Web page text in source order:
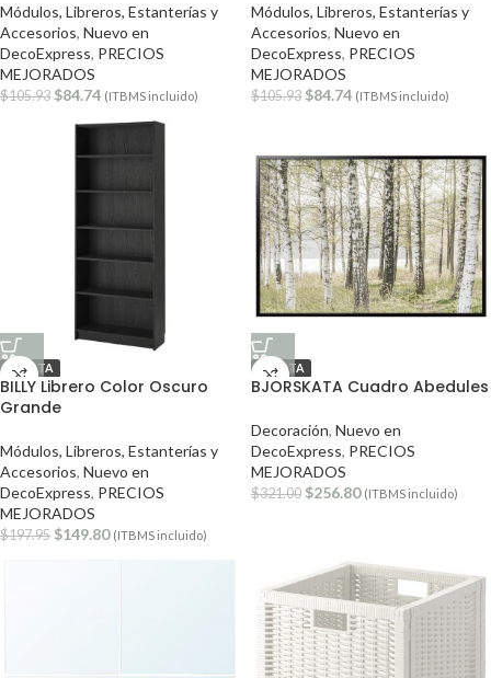
Módulos, Libreros, Estanterías y
Accesorios, Nuevo en
DecoExpress, PRECIOS
MEJORADOS
$105.93 $84.74 (ITBMS incluido)
Módulos, Libreros, Estanterías y
Accesorios, Nuevo en
DecoExpress, PRECIOS
MEJORADOS
$105.93 $84.74 (ITBMS incluido)
OFERTA
BILLY Librero Color Oscuro
Grande
Módulos, Libreros, Estanterías y
Accesorios, Nuevo en
DecoExpress, PRECIOS
MEJORADOS
$197.95 $149.80 (ITBMS incluido)
OFERTA
BJORSKATA Cuadro Abedules
Decoración, Nuevo en
DecoExpress, PRECIOS
MEJORADOS
$321.00 $256.80 (ITBMS incluido)